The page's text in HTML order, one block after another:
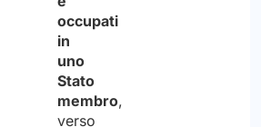
occupati
in
uno
Stato
membro,
verso